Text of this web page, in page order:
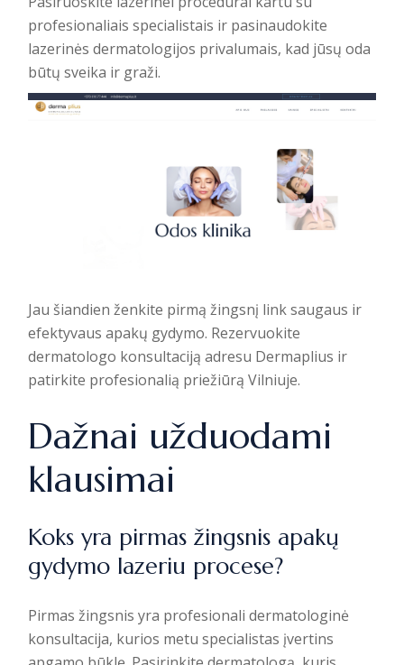
profesionaliais specialistais ir pasinaudokite
lazerinės dermatologijos privalumais, kad jūsų oda
būtų sveika ir graži.
Jau šiandien ženkite pirmą žingsnį link saugaus ir
efektyvaus apakų gydymo. Rezervuokite
dermatologo konsultaciją adresu Dermaplius ir
patirkite profesionalią priežiūrą Vilniuje.
Dažnai užduodami
klausimai
Koks yra pirmas žingsnis apakų
gydymo lazeriu procese?
Pirmas žingsnis yra profesionali dermatologinė
konsultacija, kurios metu specialistas įvertins